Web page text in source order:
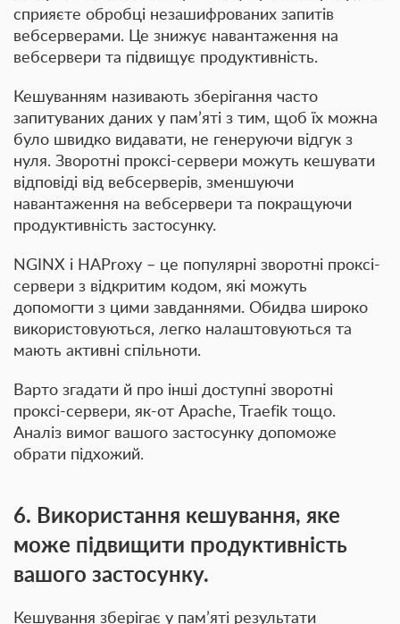
сприяєте обробці незашифрованих запитів
вебсерверами. Це знижує навантаження на
вебсервери та підвищує продуктивність.
Кешуванням називають зберігання часто
запитуваних даних у пам’яті з тим, щоб їх можна
було швидко видавати, не генеруючи відгук з
нуля. Зворотні проксі-сервери можуть кешувати
відповіді від вебсерверів, зменшуючи
навантаження на вебсервери та покращуючи
продуктивність застосунку.
NGINX і HAProxy – це популярні зворотні проксі-
сервери з відкритим кодом, які можуть
допомогти з цими завданнями. Обидва широко
використовуються, легко налаштовуються та
мають активні спільноти.
Варто згадати й про інші доступні зворотні
проксі-сервери, як-от Apache, Traefik тощо.
Аналіз вимог вашого застосунку допоможе
обрати підхожий.
6. Використання кешування, яке
може підвищити продуктивність
вашого застосунку.
Кешування зберігає у пам’яті результати